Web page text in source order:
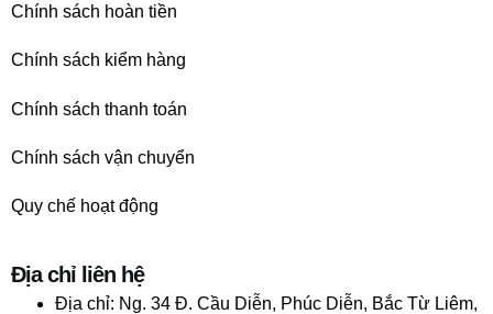
Chính sách hoàn tiền
Chính sách kiểm hàng
Chính sách thanh toán
Chính sách vận chuyển
Quy chế hoạt động
Địa chỉ liên hệ
Địa chỉ: Ng. 34 Đ. Cầu Diễn, Phúc Diễn, Bắc Từ Liêm,